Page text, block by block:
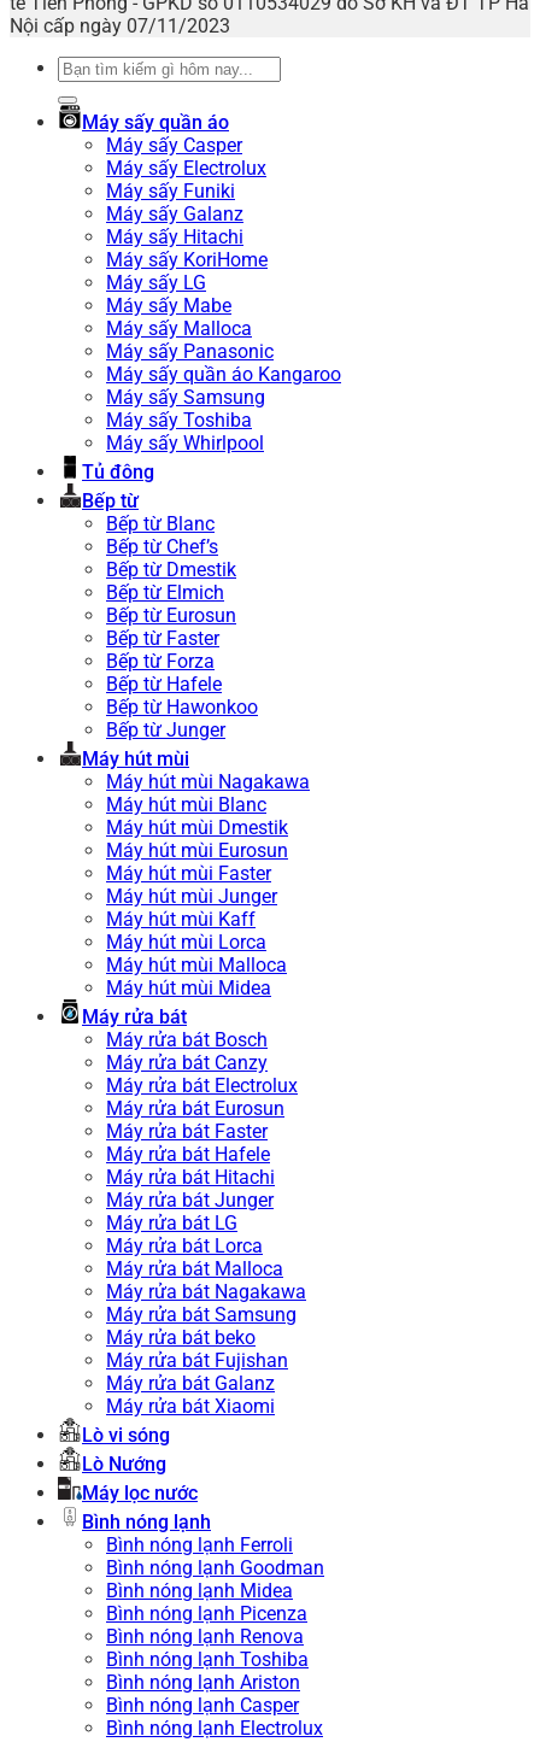
Nội cấp ngày 07/11/2023
Tìm
Máy sấy quần áo
Máy sấy Casper
Máy sấy Electrolux
Máy sấy Funiki
Máy sấy Galanz
Máy sấy Hitachi
Máy sấy KoriHome
Máy sấy LG
Máy sấy Mabe
Máy sấy Malloca
Máy sấy Panasonic
Máy sấy quần áo Kangaroo
Máy sấy Samsung
Máy sấy Toshiba
Máy sấy Whirlpool
Tủ đông
Bếp từ
Bếp từ Blanc
Bếp từ Chef’s
Bếp từ Dmestik
Bếp từ Elmich
Bếp từ Eurosun
Bếp từ Faster
Bếp từ Forza
Bếp từ Hafele
Bếp từ Hawonkoo
Bếp từ Junger
Máy hút mùi
Máy hút mùi Nagakawa
Máy hút mùi Blanc
Máy hút mùi Dmestik
Máy hút mùi Eurosun
Máy hút mùi Faster
Máy hút mùi Junger
Máy hút mùi Kaff
Máy hút mùi Lorca
Máy hút mùi Malloca
Máy hút mùi Midea
Máy rửa bát
Máy rửa bát Bosch
Máy rửa bát Canzy
Máy rửa bát Electrolux
Máy rửa bát Eurosun
Máy rửa bát Faster
Máy rửa bát Hafele
Máy rửa bát Hitachi
Máy rửa bát Junger
Máy rửa bát LG
Máy rửa bát Lorca
Máy rửa bát Malloca
Máy rửa bát Nagakawa
Máy rửa bát Samsung
Máy rửa bát beko
Máy rửa bát Fujishan
Máy rửa bát Galanz
Máy rửa bát Xiaomi
Lò vi sóng
Lò Nướng
Máy lọc nước
Bình nóng lạnh
Bình nóng lạnh Ferroli
Bình nóng lạnh Goodman
Bình nóng lạnh Midea
Bình nóng lạnh Picenza
Bình nóng lạnh Renova
Bình nóng lạnh Toshiba
Bình nóng lạnh Ariston
Bình nóng lạnh Casper
Bình nóng lạnh Electrolux